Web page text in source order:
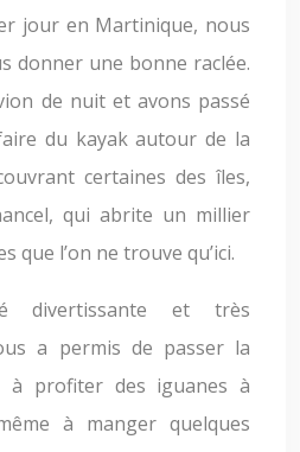
jour en Martinique, nous
donner une bonne raclée.
de nuit et avons passé
du kayak autour de la
certaines des îles,
qui abrite un millier
que l’on ne trouve qu’ici.
divertissante et très
a permis de passer la
à profiter des iguanes à
à manger quelques